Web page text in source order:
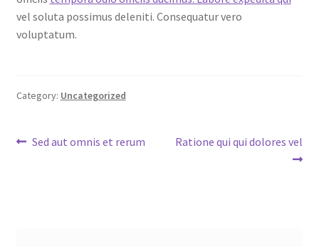
vel soluta possimus deleniti. Consequatur vero
voluptatum.
Category: Uncategorized
Post
Previous
Sed aut omnis et rerum
Next
Ratione qui qui dolores vel